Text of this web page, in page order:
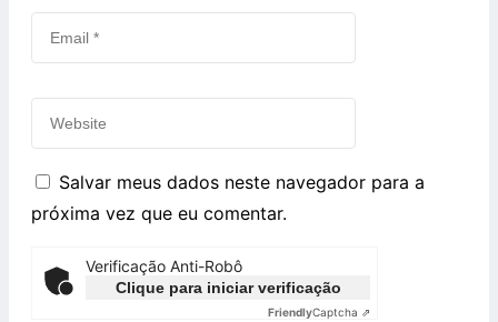
Salvar meus dados neste navegador para a
próxima vez que eu comentar.
Verificação Anti-Robô
Clique para iniciar verificação
FriendlyCaptcha ⇗